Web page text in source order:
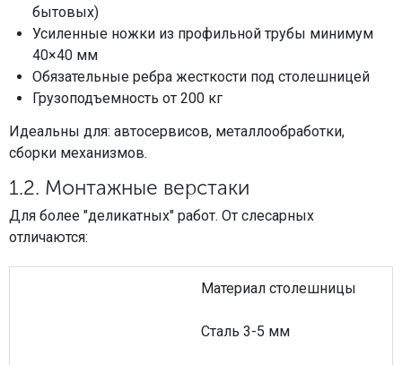
бытовых)
Усиленные ножки из профильной трубы минимум
40×40 мм
Обязательные ребра жесткости под столешницей
Грузоподъемность от 200 кг
Идеальны для: автосервисов, металлообработки,
сборки механизмов.
1.2. Монтажные верстаки
Для более "деликатных" работ. От слесарных
отличаются:
Материал столешницы
Сталь 3-5 мм